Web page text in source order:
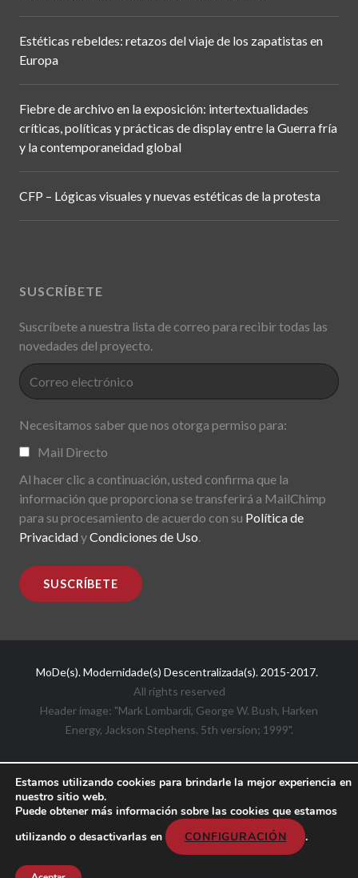
Estéticas rebeldes: retazos del viaje de los zapatistas en
Europa
Fiebre de archivo en la exposición: intertextualidades
críticas, políticas y prácticas de display entre la Guerra fría
y la contemporaneidad global
CFP – Lógicas visuales y nuevas estéticas de la protesta
SUSCRÍBETE
Suscríbete a nuestra lista de correo para recibir todas las
novedades del proyecto.
Necesitamos saber que nos otorga permiso para:
Mail Directo
Al hacer clic a continuación, usted confirma que la
información que proporciona se transferirá a MailChimp
para su procesamiento de acuerdo con su Política de
PrivacidadyCondiciones de Uso
MoDe(s). Modernidade(s) Descentralizada(s). 2015-2017.
All rights reserved
Header image: "Mark Lombardi, George W. Bush, Harken
Energy, Jackson Stephens. 5th version; 1999".
Estamos utilizando cookies para brindarle la mejor experiencia en
nuestro sitio web.
Puede obtener más información sobre las cookies que estamos
utilizando o desactivarlas en
CONFIGURACIÓN .